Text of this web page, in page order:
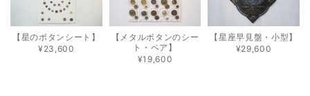
【星のボタンシート】
¥23,600
【メタルボタンのシー
ト・ペア】
¥19,600
【星座早見盤・小型】
¥29,600